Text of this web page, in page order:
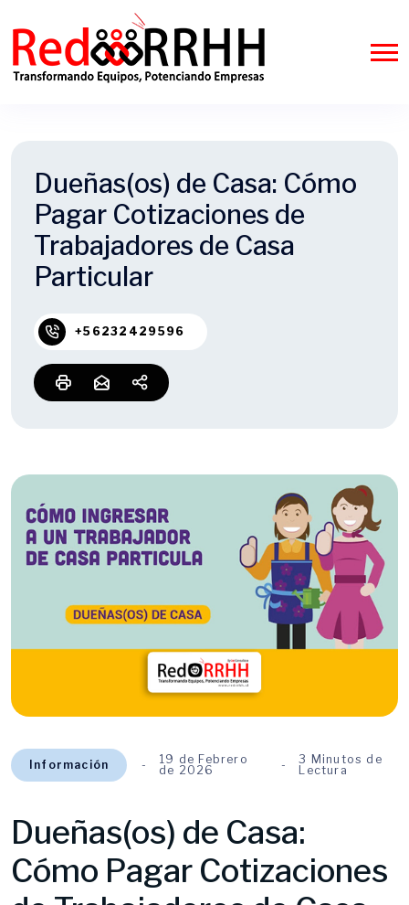
Dueñas(os) de Casa: Cómo
Pagar Cotizaciones de
Trabajadores de Casa
Particular
+56232429596
Información
19 de Febrero
de 2026
3 Minutos de
Lectura
Dueñas(os) de Casa:
Cómo Pagar Cotizaciones